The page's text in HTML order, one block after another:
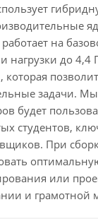
на
нагрузки до 4,4
которая
задачи. Мы
будет
студентов,
При
или
и грамотной